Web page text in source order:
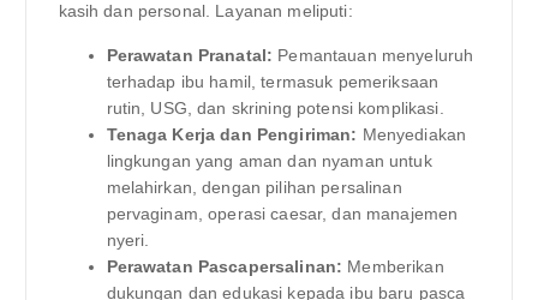
kasih dan personal. Layanan meliputi:
Perawatan Pranatal: Pemantauan menyeluruh
terhadap ibu hamil, termasuk pemeriksaan
rutin, USG, dan skrining potensi komplikasi.
Tenaga Kerja dan Pengiriman: Menyediakan
lingkungan yang aman dan nyaman untuk
melahirkan, dengan pilihan persalinan
pervaginam, operasi caesar, dan manajemen
nyeri.
Perawatan Pascapersalinan: Memberikan
dukungan dan edukasi kepada ibu baru pasca